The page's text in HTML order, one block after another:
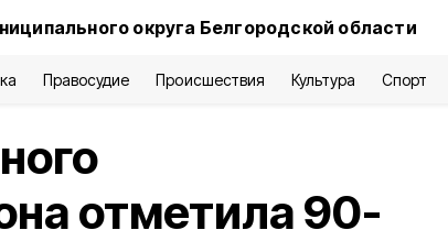
округа Белгородской области
Правосудие Происшествия Культура Спорт
отметила 90-